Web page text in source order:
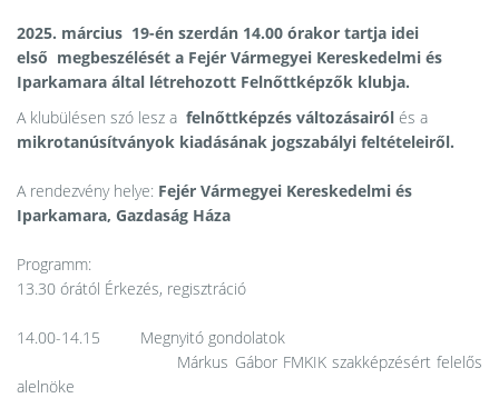
2025. március 19-én szerdán 14.00 órakor tartja idei
első megbeszélését a Fejér Vármegyei Kereskedelmi és
Iparkamara által létrehozott Felnőttképzők klubja.
A klubülésen szó lesz a felnőttképzés változásairól és a
mikrotanúsítványok kiadásának jogszabályi feltételeiről.
A rendezvény helye: Fejér Vármegyei Kereskedelmi és
Iparkamara, Gazdaság Háza
Programm:
13.30 órától Érkezés, regisztráció
14.00-14.15 Megnyitó gondolatok
Márkus Gábor FMKIK szakképzésért felelős
alelnöke